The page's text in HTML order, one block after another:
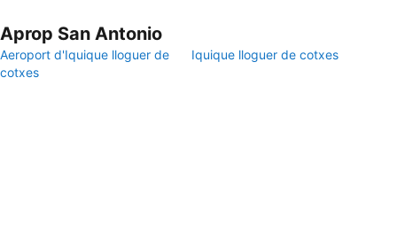
Aprop San Antonio
Aeroport d'Iquique lloguer de
cotxes
Iquique lloguer de cotxes